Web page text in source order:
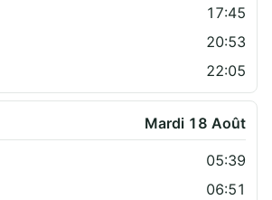
17:45
20:53
22:05
Mardi 18 Août
05:39
06:51